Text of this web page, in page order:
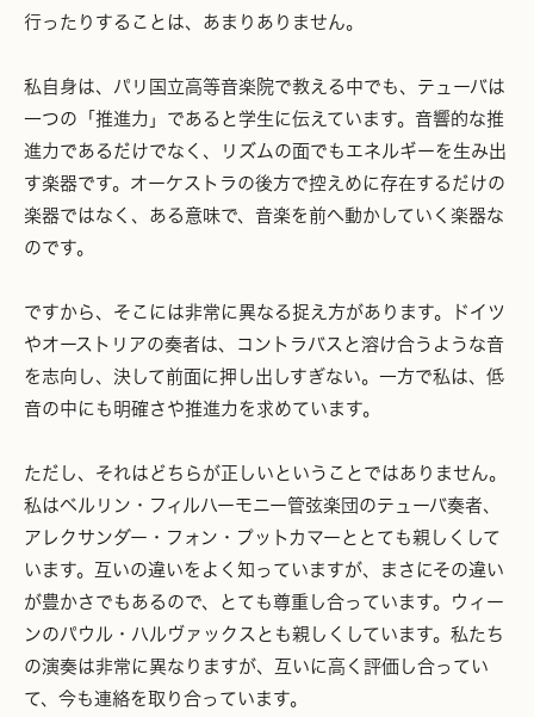
行ったりすることは、あまりありません。
私自身は、パリ国立高等音楽院で教える中でも、テューバは
一つの「推進力」であると学生に伝えています。音響的な推
進力であるだけでなく、リズムの面でもエネルギーを生み出
す楽器です。オーケストラの後方で控えめに存在するだけの
楽器ではなく、ある意味で、音楽を前へ動かしていく楽器な
のです。
ですから、そこには非常に異なる捉え方があります。ドイツ
やオーストリアの奏者は、コントラバスと溶け合うような音
を志向し、決して前面に押し出しすぎない。一方で私は、低
音の中にも明確さや推進力を求めています。
ただし、それはどちらが正しいということではありません。
私はベルリン・フィルハーモニー管弦楽団のテューバ奏者、
アレクサンダー・フォン・プットカマーととても親しくして
います。互いの違いをよく知っていますが、まさにその違い
が豊かさでもあるので、とても尊重し合っています。ウィー
ンのパウル・ハルヴァックスとも親しくしています。私たち
の演奏は非常に異なりますが、互いに高く評価し合ってい
て、今も連絡を取り合っています。